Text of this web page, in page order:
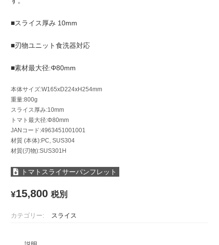
■スライス厚み 10mm
■刃物ユニット食洗器対応
■素材最大径:Φ80mm
本体サイズ:W165xD224xH254mm
重量:800g
スライス厚み:10mm
トマト最大径:Φ80mm
JANコード:4963451001001
材質 (本体):PC, SUS304
材質(刃物):SUS301H
トマトスライサーパンフレット
¥15,800 税別
カテゴリー: スライス